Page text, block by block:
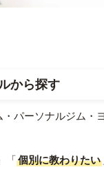
から探す
パーソナルジム
」「個別に教わりたい